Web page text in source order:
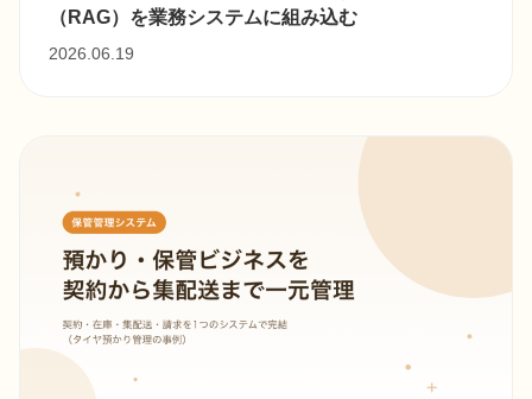
（RAG）を業務システムに組み込む
2026.06.19